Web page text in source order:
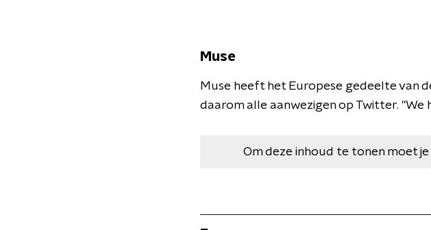
Muse
Muse heeft het Europese gedeelte van
daarom alle aanwezigen op Twitter.
Om deze inhoud te tonen moet je